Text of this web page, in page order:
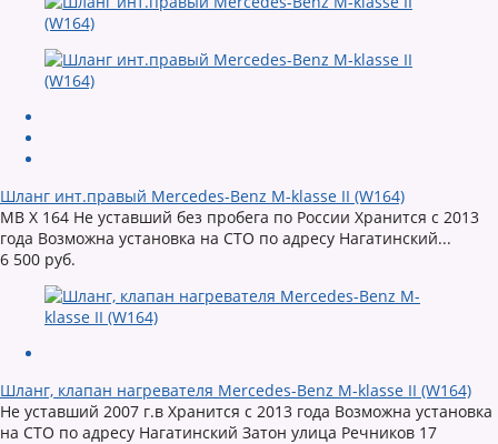
Шланг инт.правый Mercedes-Benz M-klasse II (W164)
MB X 164 Не уставший без пробега по России Хранится с 2013
года Возможна установка на СТО по адресу Нагатинский...
6 500 руб.
Шланг, клапан нагревателя Mercedes-Benz M-klasse II (W164)
Не уставший 2007 г.в Хранится с 2013 года Возможна установка
на СТО по адресу Нагатинский Затон улица Речников 17